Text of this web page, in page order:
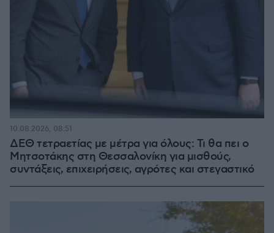
ΔΕΘ τετραετίας με μέτρα για όλους: Τι θα πει ο
Μητσοτάκης στη Θεσσαλονίκη για μισθούς,
συντάξεις, επιχειρήσεις, αγρότες και στεγαστικό
10.08.2026, 08:51